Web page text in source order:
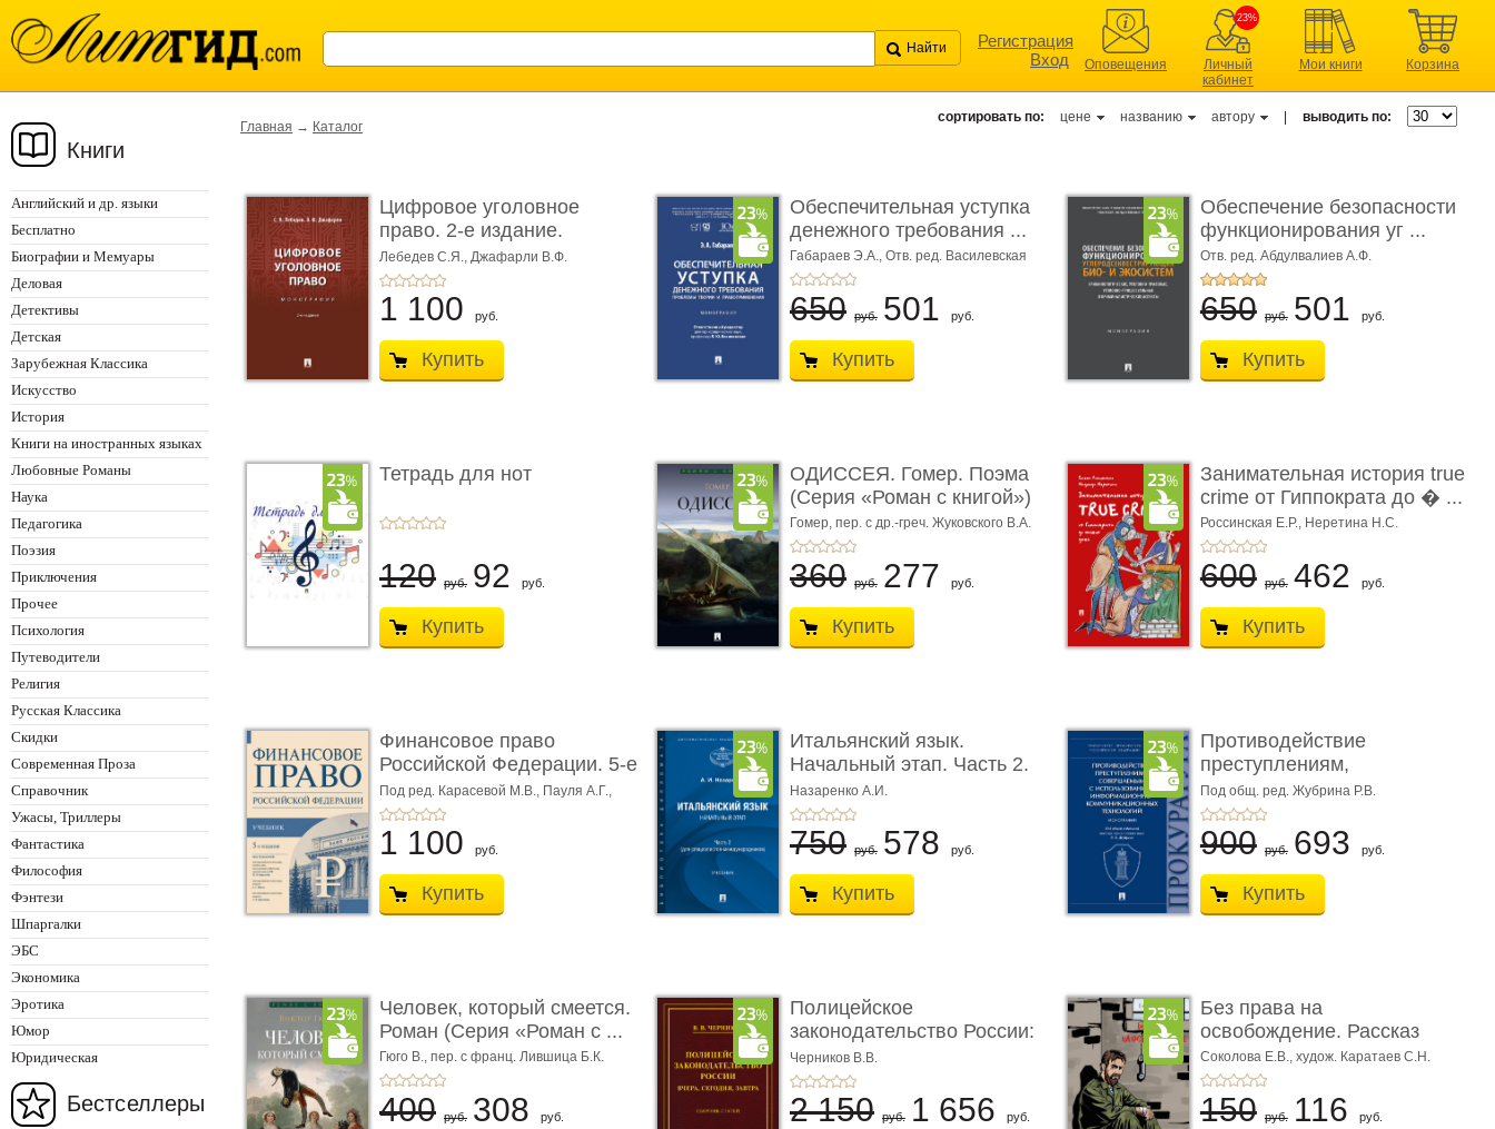
Регистрация
Вход
Оповещения
23%
Личный
кабинет
Мои книги Корзина
Книги
Английский и др. языки
Бесплатно
Биографии и Мемуары
Деловая
Детективы
Детская
Зарубежная Классика
Искусство
История
Книги на иностранных языках
Любовные Романы
Наука
Педагогика
Поэзия
Приключения
Прочее
Психология
Путеводители
Религия
Русская Классика
Скидки
Современная Проза
Справочник
Ужасы, Триллеры
Фантастика
Философия
Фэнтези
Шпаргалки
ЭБС
Экономика
Эротика
Юмор
Юридическая
Бестселлеры
Главная → Каталог
сортировать по: цене названию автору выводить по:
Цифровое уголовное
право. 2-е издание.
Монограф ...
Лебедев С.Я., Джафарли В.Ф.
1 100 руб.
Купить
Обеспечительная уступка
денежного требования ...
Габараев Э.А., Отв. ред. Василевская
Л.Ю.,вступ. сл. Каретина М.Г.
650 руб. 501 руб.
Купить
Обеспечение безопасности
функционирования уг ...
Отв. ред. Абдулвалиев А.Ф.
650 руб. 501 руб.
Купить
Тетрадь для нот
120 руб. 92 руб.
Купить
ОДИССЕЯ. Гомер. Поэма
(Серия «Роман с книгой»)
Гомер, пер. с др.-греч. Жуковского В.А.
360 руб. 277 руб.
Купить
Занимательная история true
crime от Гиппократа до � ...
Россинская Е.Р., Неретина Н.С.
600 руб. 462 руб.
Купить
Финансовое право
Российской Федерации. 5-е
изд� ...
Под ред. Карасевой М.В., Пауля А.Г.,
Красюкова А.В.
1 100 руб.
Купить
Итальянский язык.
Начальный этап. Часть 2.
Учеб� ...
Назаренко А.И.
750 руб. 578 руб.
Купить
Противодействие
преступлениям,
совершаемым с ...
Под общ. ред. Жубрина Р.В.
900 руб. 693 руб.
Купить
Человек, который смеется.
Роман (Серия «Роман с ...
Гюго В., пер. с франц. Лившица Б.К.
400 руб. 308 руб.
Полицейское
законодательство России:
вчера, с� ...
Черников В.В.
2 150 руб. 1 656 руб.
Без права на
освобождение. Рассказ
Соколова Е.В., худож. Каратаев С.Н.
150 руб. 116 руб.